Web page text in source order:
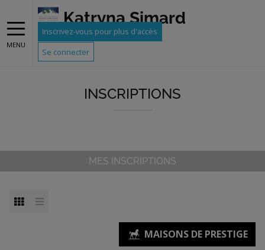
MENU
Katryna Simard
Inscrivez-vous pour plus d'accès
Se connecter
INSCRIPTIONS
MES INSCRIPTIONS